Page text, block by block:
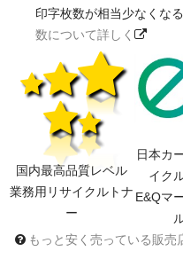
印字枚数が相当少なくな
数について詳しく
国内最高品質レベル
業務用リサイクルトナ
ー
日本カ
イク
E&Qマ
もっと安く売っている販売